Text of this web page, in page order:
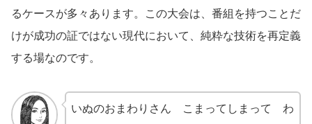
るケースが多々あります。この大会は、番組を持つことだ
けが成功の証ではない現代において、純粋な技術を再定義
する場なのです。
いぬのおまわりさん こまってしまって わ